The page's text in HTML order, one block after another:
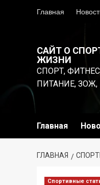
Главная
САЙТ О
ЖИЗНИ
СПОРТ,
ПИТАНИЕ,
Главная
ГЛАВНАЯ
Спортивные